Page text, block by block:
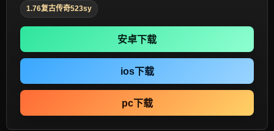
1.76复古传奇523sy
安卓下载
ios下载
pc下载